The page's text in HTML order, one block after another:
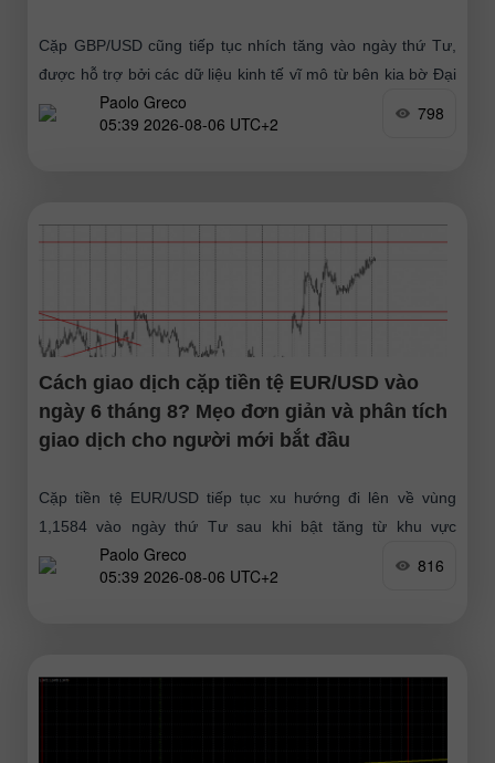
Cặp GBP/USD cũng tiếp tục nhích tăng vào ngày thứ Tư,
được hỗ trợ bởi các dữ liệu kinh tế vĩ mô từ bên kia bờ Đại
Tây DươngPaolo Greco
05:39 2026-08-06 UTC+2
798
Cách giao dịch cặp tiền tệ EUR/USD vào
ngày 6 tháng 8? Mẹo đơn giản và phân tích
giao dịch cho người mới bắt đầu
Cặp tiền tệ EUR/USD tiếp tục xu hướng đi lên về vùng
1,1584 vào ngày thứ Tư sau khi bật tăng từ khu vực
1,1461–1,1474 và hoàn tất giai đoạn
Paolo Greco
05:39 2026-08-06 UTC+2
816